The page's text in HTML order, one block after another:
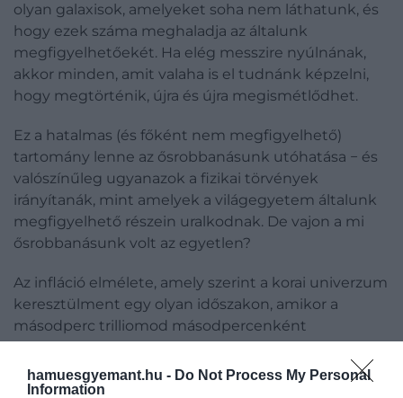
hamuesgyemant.hu - Do Not Process My Personal
Information
olyan galaxisok, amelyeket soha nem láthatunk, és
hogy ezek száma meghaladja az általunk
megfigyelhetőekét. Ha elég messzire nyúlnának,
akkor minden, amit valaha is el tudnánk képzelni,
hogy megtörténik, újra és újra megismétlődhet.
Ez a hatalmas (és főként nem megfigyelhető)
tartomány lenne az ősrobbanásunk utóhatása − és
valószínűleg ugyanazok a fizikai törvények
irányítanák, mint amelyek a világegyetem általunk
megfigyelhető részein uralkodnak. De vajon a mi
ősrobbanásunk volt az egyetlen?
Az infláció elmélete, amely szerint a korai univerzum
keresztülment egy olyan időszakon, amikor a
másodperc trilliomod másodpercenként
megduplázódott, valódi megfigyelésekkel
alátámasztott.